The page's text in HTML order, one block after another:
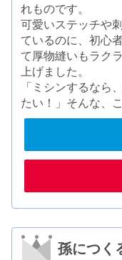
れものです。
可愛いステッチや
ているのに、初心
て厚物縫いもラク
上げました。
「ミシンするなら
たい！」そんな、
孫につく